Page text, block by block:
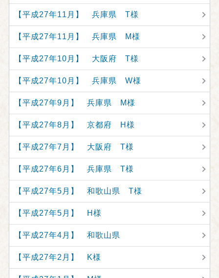
【平成27年11月】 兵庫県 T様
【平成27年11月】 兵庫県 M様
【平成27年10月】 大阪府 T様
【平成27年10月】 兵庫県 W様
【平成27年9月】 兵庫県 M様
【平成27年8月】 京都府 H様
【平成27年7月】 大阪府 T様
【平成27年6月】 兵庫県 T様
【平成27年5月】 和歌山県 T様
【平成27年5月】 H様
【平成27年4月】 和歌山県
【平成27年2月】 K様